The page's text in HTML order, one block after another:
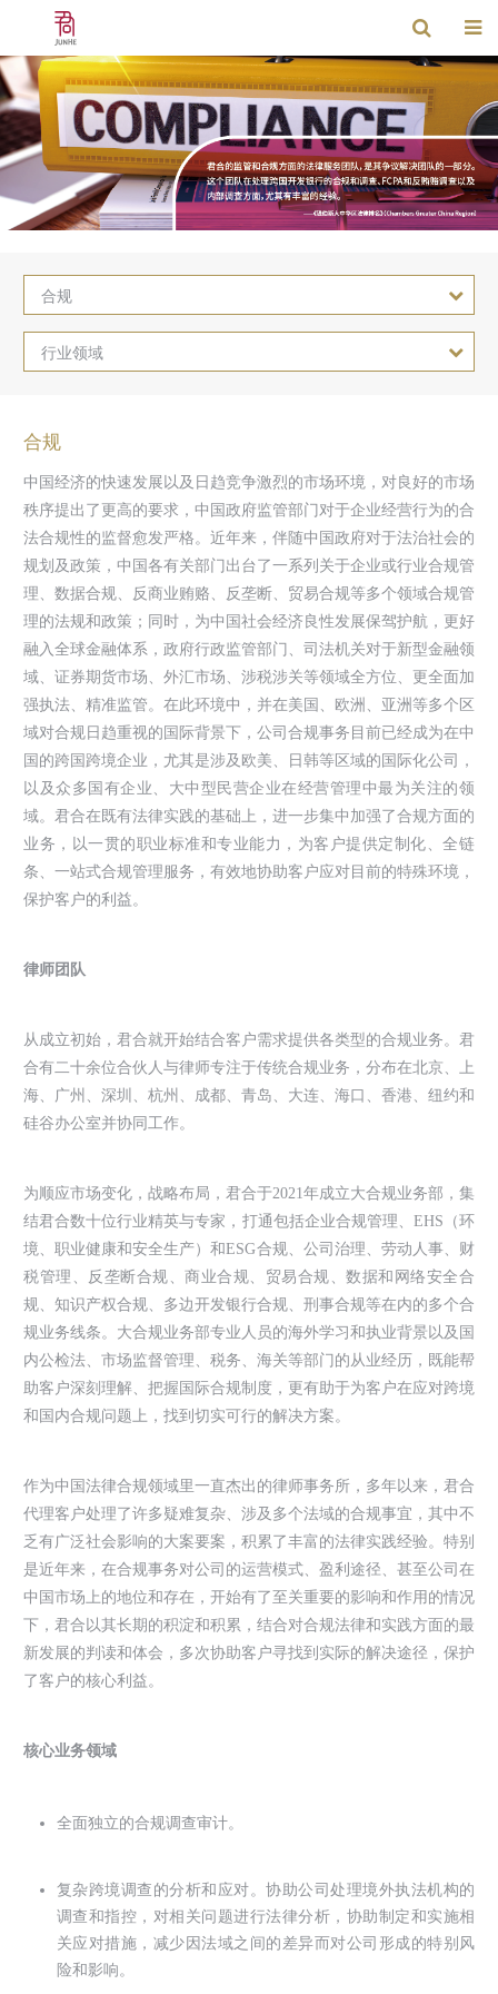
合规
行业领域
合规
中国经济的快速发展以及日趋竞争激烈的市场环境，对良好的市场
秩序提出了更高的要求，中国政府监管部门对于企业经营行为的合
法合规性的监督愈发严格。近年来，伴随中国政府对于法治社会的
规划及政策，中国各有关部门出台了一系列关于企业或行业合规管
理、数据合规、反商业贿赂、反垄断、贸易合规等多个领域合规管
理的法规和政策；同时，为中国社会经济良性发展保驾护航，更好
融入全球金融体系，政府行政监管部门、司法机关对于新型金融领
域、证券期货市场、外汇市场、涉税涉关等领域全方位、更全面加
强执法、精准监管。在此环境中，并在美国、欧洲、亚洲等多个区
域对合规日趋重视的国际背景下，公司合规事务目前已经成为在中
国的跨国跨境企业，尤其是涉及欧美、日韩等区域的国际化公司，
以及众多国有企业、大中型民营企业在经营管理中最为关注的领
域。君合在既有法律实践的基础上，进一步集中加强了合规方面的
业务，以一贯的职业标准和专业能力，为客户提供定制化、全链
条、一站式合规管理服务，有效地协助客户应对目前的特殊环境，
保护客户的利益。
律师团队
从成立初始，君合就开始结合客户需求提供各类型的合规业务。君
合有二十余位合伙人与律师专注于传统合规业务，分布在北京、上
海、广州、深圳、杭州、成都、青岛、大连、海口、香港、纽约和
硅谷办公室并协同工作。
为顺应市场变化，战略布局，君合于2021年成立大合规业务部，集
结君合数十位行业精英与专家，打通包括企业合规管理、EHS（环
境、职业健康和安全生产）和ESG合规、公司治理、劳动人事、财
税管理、反垄断合规、商业合规、贸易合规、数据和网络安全合
规、知识产权合规、多边开发银行合规、刑事合规等在内的多个合
规业务线条。大合规业务部专业人员的海外学习和执业背景以及国
内公检法、市场监督管理、税务、海关等部门的从业经历，既能帮
助客户深刻理解、把握国际合规制度，更有助于为客户在应对跨境
和国内合规问题上，找到切实可行的解决方案。
作为中国法律合规领域里一直杰出的律师事务所，多年以来，君合
代理客户处理了许多疑难复杂、涉及多个法域的合规事宜，其中不
乏有广泛社会影响的大案要案，积累了丰富的法律实践经验。特别
是近年来，在合规事务对公司的运营模式、盈利途径、甚至公司在
中国市场上的地位和存在，开始有了至关重要的影响和作用的情况
下，君合以其长期的积淀和积累，结合对合规法律和实践方面的最
新发展的判读和体会，多次协助客户寻找到实际的解决途径，保护
了客户的核心利益。
核心业务领域
全面独立的合规调查审计。
复杂跨境调查的分析和应对。协助公司处理境外执法机构的
调查和指控，对相关问题进行法律分析，协助制定和实施相
关应对措施，减少因法域之间的差异而对公司形成的特别风
险和影响。